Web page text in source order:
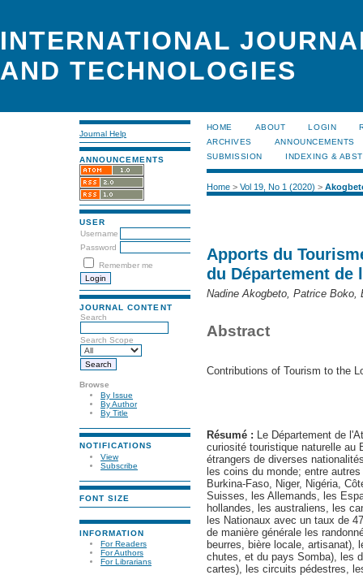
INTERNATIONAL
AND TECHNOLOGIES
Journal Help
ANNOUNCEMENTS
USER
Username
Password
Remember me
JOURNAL CONTENT
Search
Search Scope
Browse
By Issue
By Author
By Title
NOTIFICATIONS
View
Subscribe
FONT SIZE
INFORMATION
For Readers
For Authors
For Librarians
HOME ABOUT LOGIN
ARCHIVES
ANNOUNCEMENTS
SUBMISSION
INDEXING &
Home> Vol 19, No 1 (2020) >
Apports du
du Département de
Nadine Akogbeto, Patrice Boko,
Abstract
Contributions of Tourism to the
Résumé : Le Département de
curiosité touristique naturelle au
étrangers de diverses
les coins du monde; entre
Burkina-Faso, Niger, Nigéria,
Suisses, les Allemands, les
hollandes, les australiens, les
les Nationaux avec un taux de
de manière générale les
beurres, bière locale, artisanat),
chutes, et du pays Somba), les
cartes), les circuits pédestres,